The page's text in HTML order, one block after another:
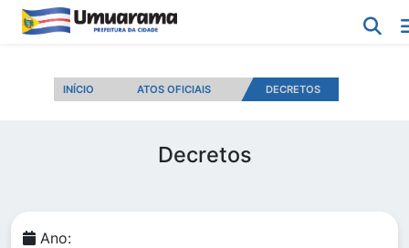
INÍCIO ATOS OFICIAIS DECRETOS
Decretos
Ano: